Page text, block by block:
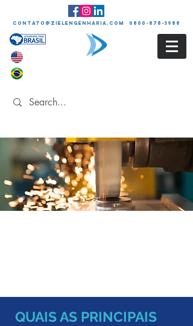
contato@zielengenharia.com 0800-878-3988
QUAIS AS PRINCIPAIS